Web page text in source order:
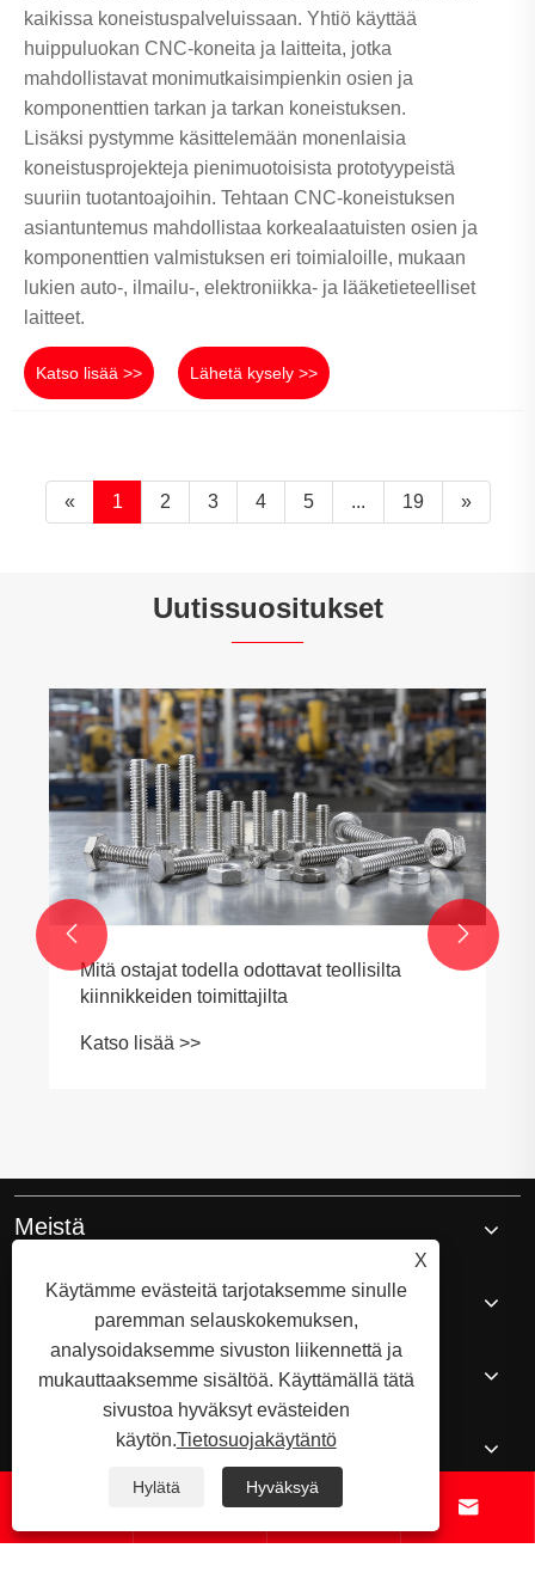
kaikissa koneistuspalveluissaan. Yhtiö käyttää
huippuluokan CNC-koneita ja laitteita, jotka
mahdollistavat monimutkaisimpienkin osien ja
komponenttien tarkan ja tarkan koneistuksen.
Lisäksi pystymme käsittelemään monenlaisia ​​
koneistusprojekteja pienimuotoisista prototyypeistä
suuriin tuotantoajoihin. Tehtaan CNC-koneistuksen
asiantuntemus mahdollistaa korkealaatuisten osien ja
komponenttien valmistuksen eri toimialoille, mukaan
lukien auto-, ilmailu-, elektroniikka- ja lääketieteelliset
laitteet.
Katso lisää >> Lähetä kysely >>
« 1 2 3 4 5 ... 19 »
Uutissuositukset
Mitä ostajat todella odottavat teollisilta
kiinnikkeiden toimittajilta
Katso lisää >>
 
Meistä
Tuotteet
Uutiset
Ota meihin yhteyttä
 
X
Käytämme evästeitä tarjotaksemme sinulle
paremman selauskokemuksen,
analysoidaksemme sivuston liikennettä ja
mukauttaaksemme sisältöä. Käyttämällä tätä
sivustoa hyväksyt evästeiden
käytön.Tietosuojakäytäntö
Hylätä Hyväksyä